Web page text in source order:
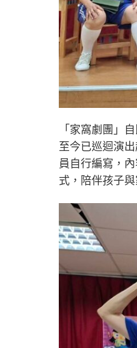
「家窩劇團」
至今已巡迴演
員自行編寫，
式，陪伴孩子